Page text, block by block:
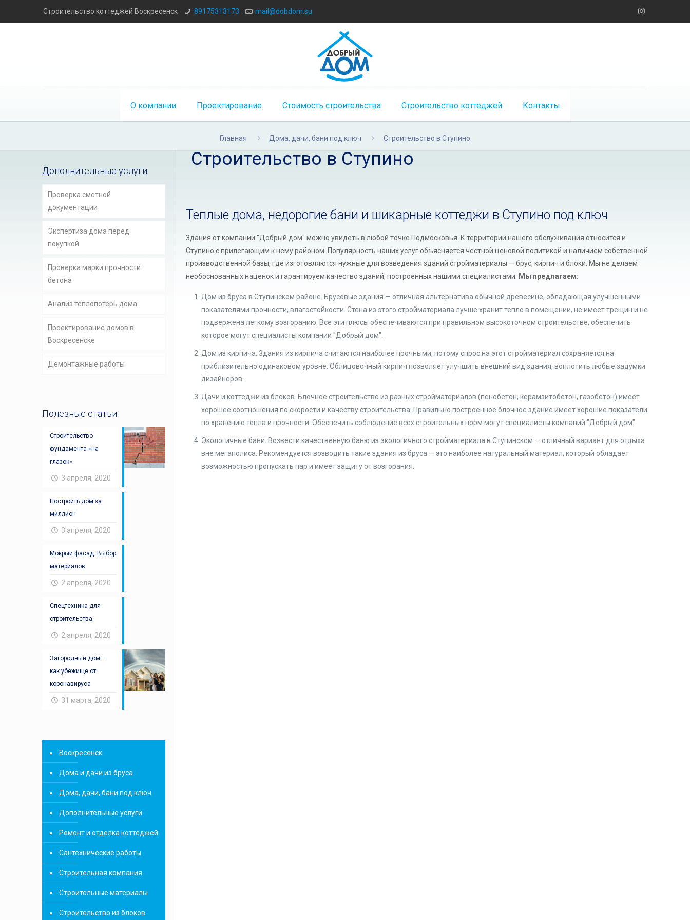
Строительство коттеджей Воскресенск 89175313173 mail@dobdom.su
О компании Проектирование Стоимость строительства Строительство коттеджей Контакты
Главная Дома, дачи, бани под ключ Строительство в Ступино
Строительство в Ступино
Теплые дома, недорогие бани и шикарные коттеджи в Ступино под ключ
Здания от компании "Добрый дом" можно увидеть в любой точке Подмосковья. К территории нашего обслуживания относится и
Ступино с прилегающим к нему районом. Популярность наших услуг объясняется честной ценовой политикой и наличием собственной
производственной базы, где изготовляются нужные для возведения зданий стройматериалы — брус, кирпич и блоки. Мы не делаем
необоснованных наценок и гарантируем качество зданий, построенных нашими специалистами.
Мы предлагаем:
Дом из бруса в Ступинском районе. Брусовые здания — отличная альтернатива обычной древесине, обладающая улучшенными
показателями прочности, влагостойкости. Стена из этого стройматериала лучше хранит тепло в помещении, не имеет трещин и не
подвержена легкому возгоранию. Все эти плюсы обеспечиваются при правильном высокоточном строительстве, обеспечить
которое могут специалисты компании "Добрый дом".
Дом из кирпича. Здания из кирпича считаются наиболее прочными, потому спрос на этот стройматериал сохраняется на
приблизительно одинаковом уровне. Облицовочный кирпич позволяет улучшить внешний вид здания, воплотить любые задумки
дизайнеров.
Дачи и коттеджи из блоков. Блочное строительство из разных стройматериалов (пенобетон, керамзитобетон, газобетон) имеет
хорошее соотношения по скорости и качеству строительства. Правильно построенное блочное здание имеет хорошие показатели
по хранению тепла и прочности. Обеспечить соблюдение всех строительных норм могут специалисты компаний "Добрый дом".
Экологичные бани. Возвести качественную баню из экологичного стройматериала в Ступинском — отличный вариант для отдыха
вне мегаполиса. Рекомендуется возводить такие здания из бруса — это наиболее натуральный материал, который обладает
возможностью пропускать пар и имеет защиту от возгорания.
Дополнительные услуги
Проверка сметной
документации
Экспертиза дома перед
покупкой
Проверка марки прочности
бетона
Анализ теплопотерь дома
Проектирование домов в
Воскресенске
Демонтажные работы
Полезные статьи
Строительство
фундамента «на
глазок»
3 апреля, 2020
Построить дом за
миллион
3 апреля, 2020
Мокрый фасад. Выбор
материалов
2 апреля, 2020
Спецтехника для
строительства
2 апреля, 2020
Загородный дом —
как убежище от
коронавируса
31 марта, 2020
Воскресенск
Дома и дачи из бруса
Дома, дачи, бани под ключ
Дополнительные услуги
Ремонт и отделка коттеджей
Сантехнические работы
Строительная компания
Строительные материалы
Строительство из блоков